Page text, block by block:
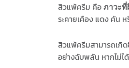
สิวแพ้ครีม คือ ภาวะที่
ระคายเคือง แดง คัน
สิวแพ้ครีมสามารถเกิ
อย่างฉับพลัน หากไม่ไ